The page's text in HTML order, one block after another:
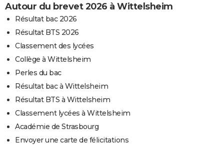
Autour du brevet 2026 à Wittelsheim
Résultat bac 2026
Résultat BTS 2026
Classement des lycées
Collège à Wittelsheim
Perles du bac
Résultat bac à Wittelsheim
Résultat BTS à Wittelsheim
Classement lycées à Wittelsheim
Académie de Strasbourg
Envoyer une carte de félicitations